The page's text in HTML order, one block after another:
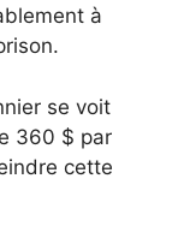
à
se voit
360 ​​​​$ par
cette